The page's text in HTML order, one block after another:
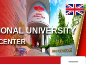
UNIVERSITY